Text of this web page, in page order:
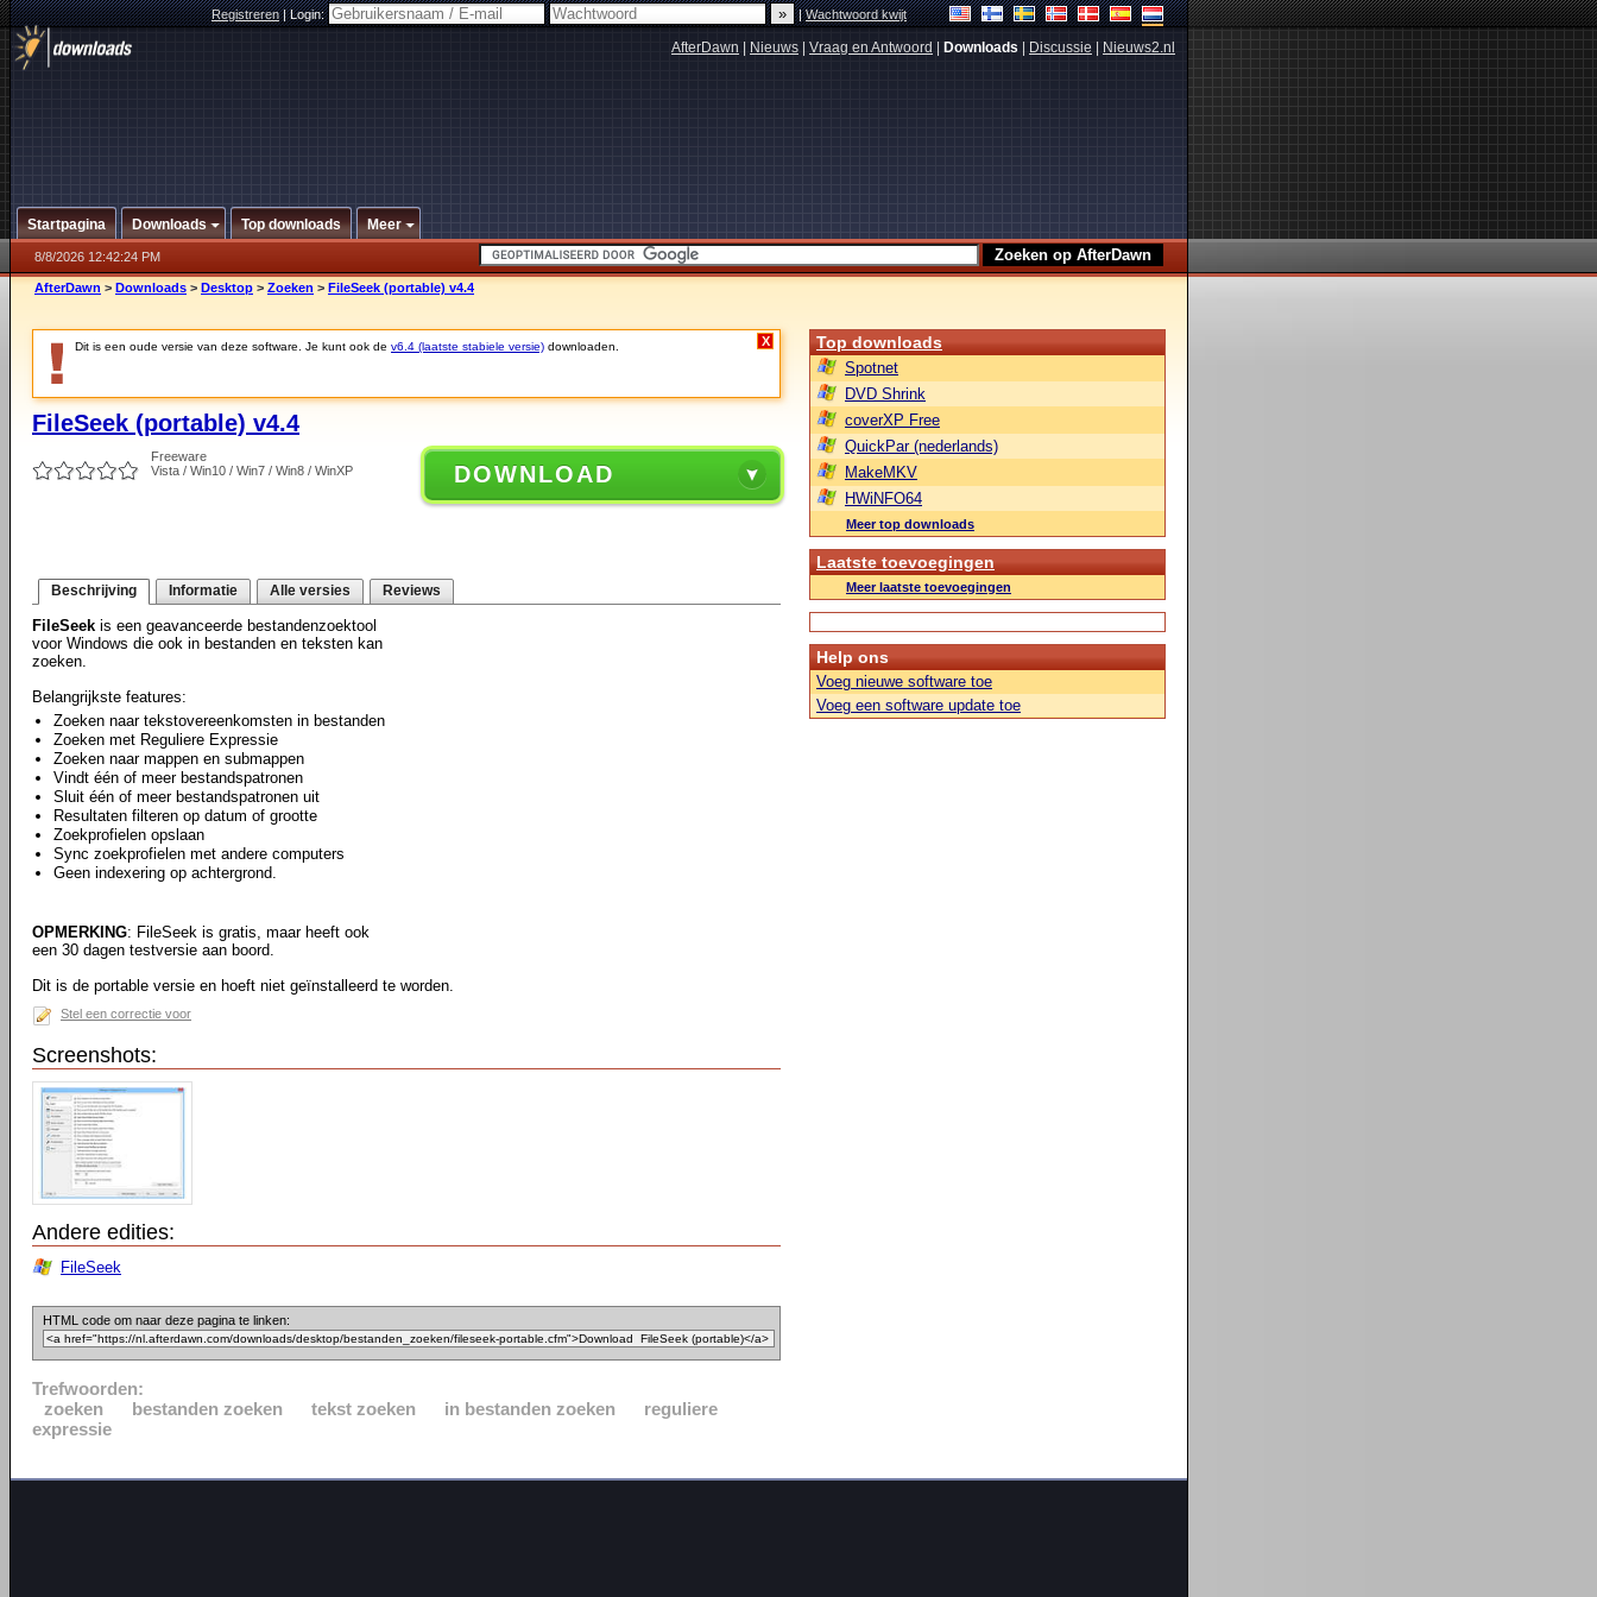
Registreren|Login: |Wachtwoord kwijt
AfterDawn Nieuws Vraag en Antwoord Downloads Discussie Nieuws2.nl
Startpagina Downloads Top downloads Meer
8/8/2026 12:42:24 PM
AfterDawn > Downloads > Desktop > Zoeken > FileSeek (portable) v4.4
Dit is een oude versie van deze software. Je kunt ook de v6.4 (laatste stabiele versie) downloaden. X
FileSeek (portable) v4.4
Freeware
Vista / Win10 / Win7 / Win8 / WinXP
DOWNLOAD
Beschrijving Informatie Alle versies Reviews
FileSeek is een geavanceerde bestandenzoektool
voor Windows die ook in bestanden en teksten kan
zoeken.
Belangrijkste features:
Zoeken naar tekstovereenkomsten in bestanden
Zoeken met Reguliere Expressie
Zoeken naar mappen en submappen
Vindt één of meer bestandspatronen
Sluit één of meer bestandspatronen uit
Resultaten filteren op datum of grootte
Zoekprofielen opslaan
Sync zoekprofielen met andere computers
Geen indexering op achtergrond.
OPMERKING: FileSeek is gratis, maar heeft ook
een 30 dagen testversie aan boord.
Dit is de portable versie en hoeft niet geïnstalleerd te worden.
Stel een correctie voor
Screenshots:
Andere edities:
FileSeek
HTML code om naar deze pagina te linken:
Trefwoorden:
zoeken
bestanden zoeken tekst zoeken in bestanden zoeken
reguliere
expressie
Top downloads
Spotnet
DVD Shrink
coverXP Free
QuickPar (nederlands)
MakeMKV
HWiNFO64
Meer top downloads
Laatste toevoegingen
Meer laatste toevoegingen
Help ons
Voeg nieuwe software toe
Voeg een software update toe